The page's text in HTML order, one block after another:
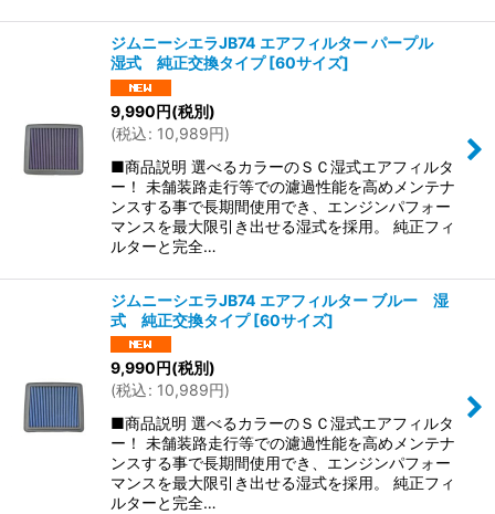
ジムニーシエラJB74 エアフィルター パープル
湿式 純正交換タイプ [60サイズ]
9,990円(税別)
(税込: 10,989円)
■商品説明 選べるカラーのＳＣ湿式エアフィルタ
ー！ 未舗装路走行等での濾過性能を高めメンテナ
ンスする事で長期間使用でき、エンジンパフォー
マンスを最大限引き出せる湿式を採用。 純正フィ
ルターと完全…
ジムニーシエラJB74 エアフィルター ブルー 湿
式 純正交換タイプ [60サイズ]
9,990円(税別)
(税込: 10,989円)
■商品説明 選べるカラーのＳＣ湿式エアフィルタ
ー！ 未舗装路走行等での濾過性能を高めメンテナ
ンスする事で長期間使用でき、エンジンパフォー
マンスを最大限引き出せる湿式を採用。 純正フィ
ルターと完全…